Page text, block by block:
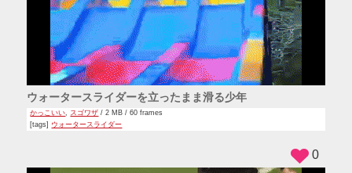
ウォータースライダーを立ったまま滑る少年
かっこいい, スゴワザ / 2 MB / 60 frames
[tags] ウォータースライダー
0